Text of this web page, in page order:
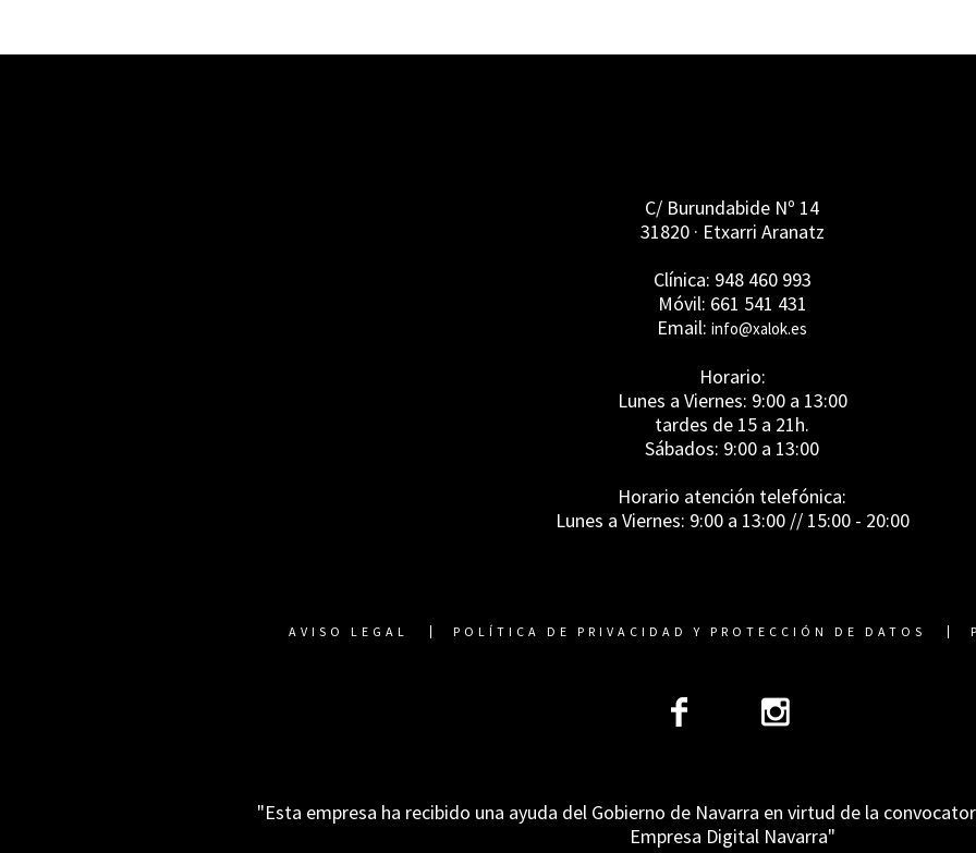
C/ Burundabide Nº 14
31820 · Etxarri Aranatz
Clínica: 948 460 993
Móvil: 661 541 431
Email: info@xalok.es
Horario:
Lunes a Viernes: 9:00 a 13:00
tardes de 15 a 21h.
Sábados: 9:00 a 13:00
Horario atención telefónica:
Lunes a Viernes: 9:00 a 13:00 // 15:00 - 20:00
AVISO LEGAL POLÍTICA DE PRIVACIDAD Y PROTECCIÓN DE DATOS
"Esta empresa ha recibido una ayuda del Gobierno de Navarra en virtud de la
Empresa Digital Navarra"